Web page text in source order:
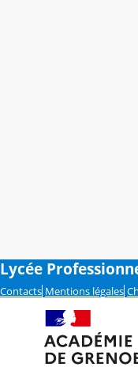
Lycée
Contacts Mentions légales